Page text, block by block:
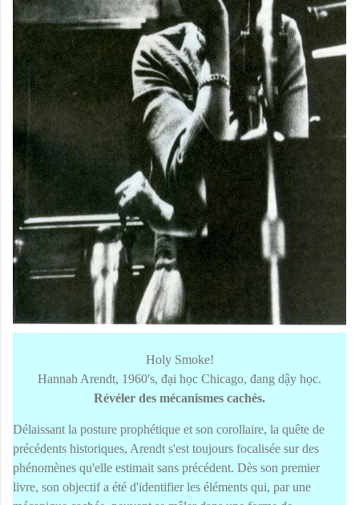
Holy Smoke!
Hannah Arendt, 1960's, đại học Chicago, đang dậy học.
Révéler des mécanismes cachés.
Délaissant la posture prophétique et son corollaire, la quête de
précédents historiques, Arendt s'est toujours focalisée sur des
phénomènes qu'elle estimait sans précédent. Dès son premier
livre, son objectif a été d'identifier les éléments qui, par une